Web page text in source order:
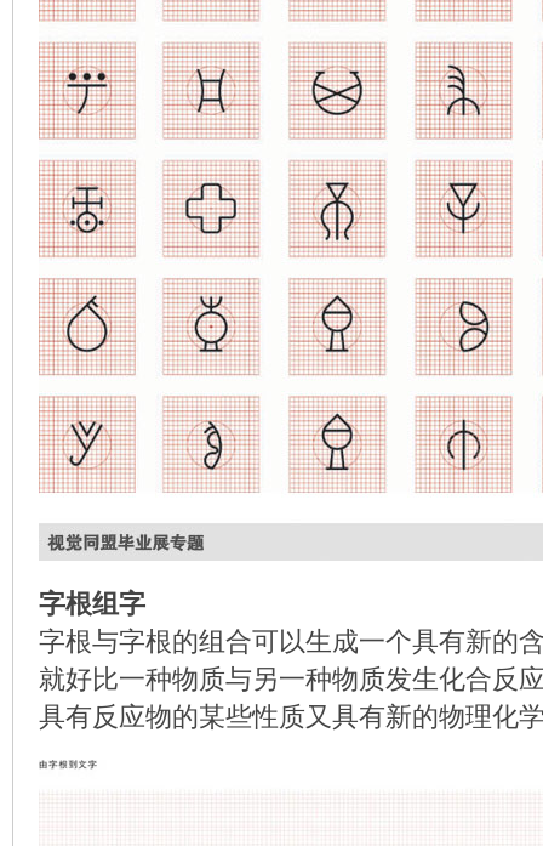
字根组字
字根与字根的组合可以生成一个具有新的
就好比一种物质与另一种物质发生化合反
具有反应物的某些性质又具有新的物理化